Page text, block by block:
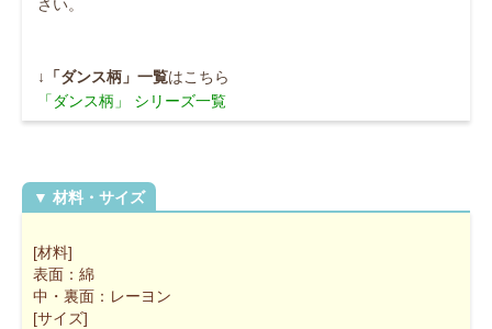
さい。
↓ 「ダンス柄」一覧はこちら
「ダンス柄」 シリーズ一覧
[材料]
表面：綿
中・裏面：レーヨン
[サイズ]